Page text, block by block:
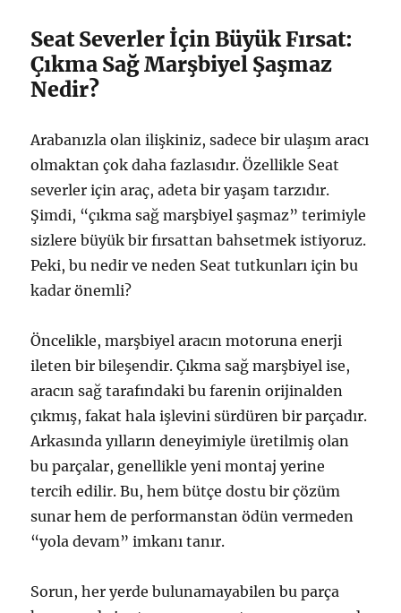
Seat Severler İçin Büyük Fırsat:
Çıkma Sağ Marşbiyel Şaşmaz
Nedir?
Arabanızla olan ilişkiniz, sadece bir ulaşım aracı
olmaktan çok daha fazlasıdır. Özellikle Seat
severler için araç, adeta bir yaşam tarzıdır.
Şimdi, “çıkma sağ marşbiyel şaşmaz” terimiyle
sizlere büyük bir fırsattan bahsetmek istiyoruz.
Peki, bu nedir ve neden Seat tutkunları için bu
kadar önemli?
Öncelikle, marşbiyel aracın motoruna enerji
ileten bir bileşendir. Çıkma sağ marşbiyel ise,
aracın sağ tarafındaki bu farenin orijinalden
çıkmış, fakat hala işlevini sürdüren bir parçadır.
Arkasında yılların deneyimiyle üretilmiş olan
bu parçalar, genellikle yeni montaj yerine
tercih edilir. Bu, hem bütçe dostu bir çözüm
sunar hem de performanstan ödün vermeden
“yola devam” imkanı tanır.
Sorun, her yerde bulunamayabilen bu parça